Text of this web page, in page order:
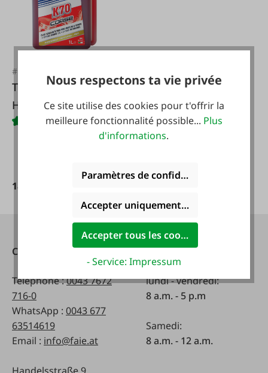
#FA58982
TP TopProducts
Huile moteur 2
temps avec
distributeur 1 litre
18,95 €*
Contact
Téléphone :0043 7672
716-0
WhatsApp : 0043 677
63514619
Email : info@faie.at
Heures d'ouverture:
lundi - vendredi:
8 a.m. - 5 p.m
Samedi:
8 a.m. - 12 a.m.
Nous respectons ta vie privée
Ce site utilise des cookies pour t'offrir la
meilleure fonctionnalité possible... Plus
d'informations.
Paramètres de confidentialité
Accepter uniquement les cookies
Accepter tous les cookies
- Service: Impressum